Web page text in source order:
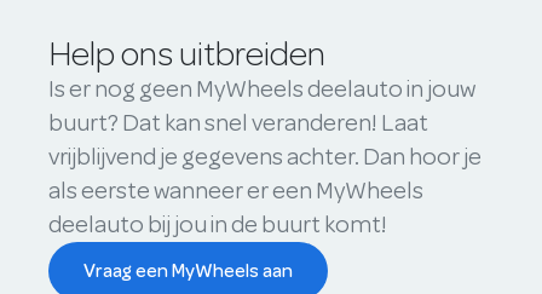
Help ons uitbreiden
Is er nog geen MyWheels deelauto in jouw
buurt? Dat kan snel veranderen! Laat
vrijblijvend je gegevens achter. Dan hoor je
als eerste wanneer er een MyWheels
deelauto bij jou in de buurt komt!
Vraag een MyWheels aan